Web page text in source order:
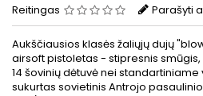
Reitingas Parašyti
Aukščiausios klasės žaliųjų dujų
airsoft pistoletas - stipresnis
14 šovinių dėtuvė nei
sukurtas sovietinis Antrojo